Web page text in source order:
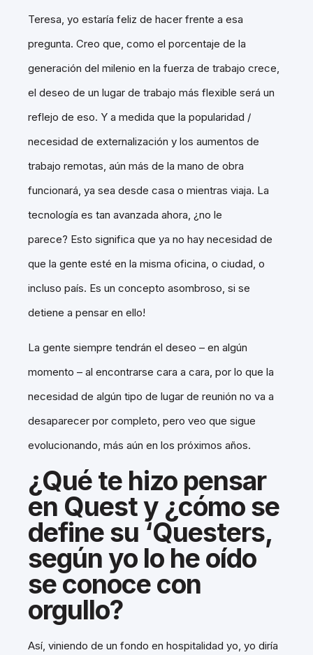
Teresa, yo estaría feliz de hacer frente a esa
pregunta. Creo que, como el porcentaje de la
generación del milenio en la fuerza de trabajo crece,
el deseo de un lugar de trabajo más flexible será un
reflejo de eso. Y a medida que la popularidad /
necesidad de externalización y los aumentos de
trabajo remotas, aún más de la mano de obra
funcionará, ya sea desde casa o mientras viaja. La
tecnología es tan avanzada ahora, ¿no le
parece? Esto significa que ya no hay necesidad de
que la gente esté en la misma oficina, o ciudad, o
incluso país. Es un concepto asombroso, si se
detiene a pensar en ello!
La gente siempre tendrán el deseo – en algún
momento – al encontrarse cara a cara, por lo que la
necesidad de algún tipo de lugar de reunión no va a
desaparecer por completo, pero veo que sigue
evolucionando, más aún en los próximos años.
¿Qué te hizo pensar
en Quest y ¿cómo se
define su ‘Questers,
según yo lo he oído
se conoce con
orgullo?
Así, viniendo de un fondo en hospitalidad yo, yo diría